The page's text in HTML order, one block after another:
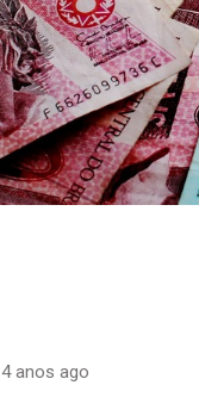
4 anos ago